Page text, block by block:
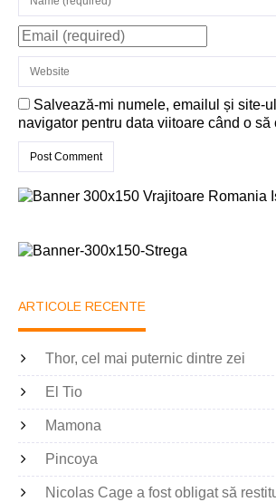
Salvează-mi numele, emailul și site-
navigator pentru data viitoare când o să
ARTICOLE RECENTE
Thor, cel mai puternic dintre zei
El Tio
Mamona
Pincoya
Nicolas Cage a fost obligat să